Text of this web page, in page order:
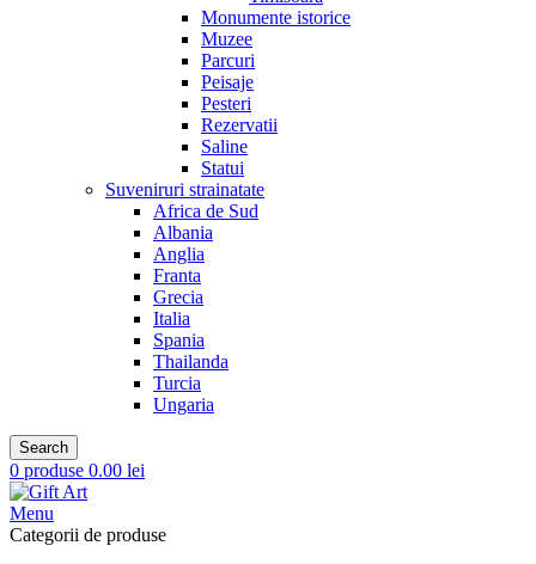
Monumente istorice
Muzee
Parcuri
Peisaje
Pesteri
Rezervatii
Saline
Statui
Suveniruri strainatate
Africa de Sud
Albania
Anglia
Franta
Grecia
Italia
Spania
Thailanda
Turcia
Ungaria
Search
0 produse 0.00 lei
Menu
Categorii de produse